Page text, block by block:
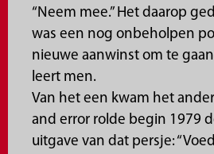
“Neem mee.” Het daarop
was een nog onbeholpen
nieuwe aanwinst om te
leert men.
Van het een kwam het
and error rolde begin 1979
uitgave van dat persje: